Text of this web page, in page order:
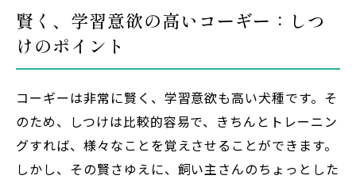
賢く、学習意欲の高いコーギー：しつ
けのポイント
コーギーは非常に賢く、学習意欲も高い犬種です。そ
のため、しつけは比較的容易で、きちんとトレーニン
グすれば、様々なことを覚えさせることができます。
しかし、その賢さゆえに、飼い主さんのちょっとした